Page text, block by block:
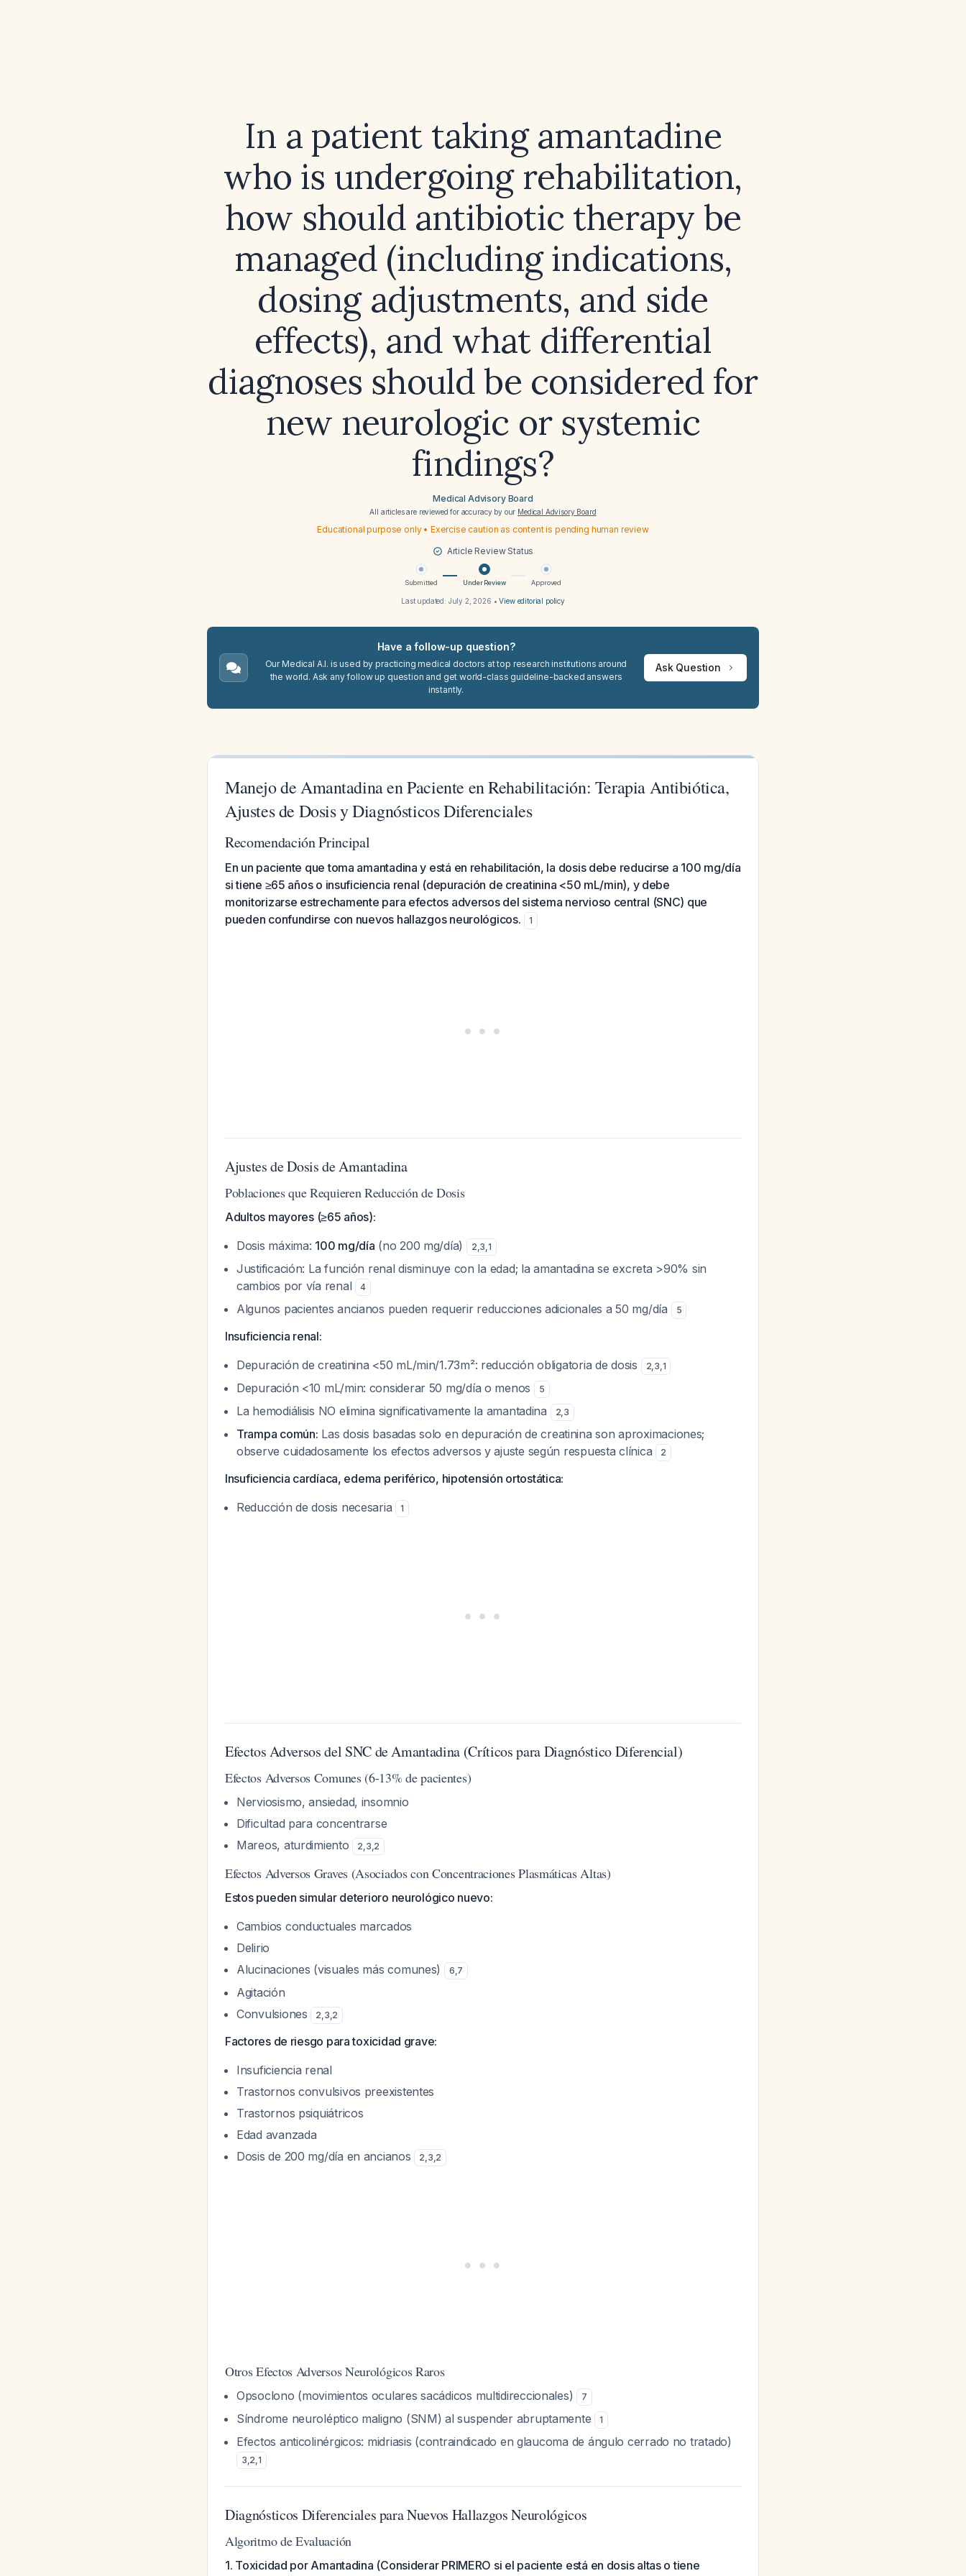
In a patient taking amantadine
who is undergoing rehabilitation,
how should antibiotic therapy be
managed (including indications,
dosing adjustments, and side
effects), and what differential
diagnoses should be considered for
new neurologic or systemic
findings?
Medical Advisory Board
All articles are reviewed for accuracy by our Medical Advisory Board
Educational purpose only • Exercise caution as content is pending human review
Article Review Status
Submitted Under Review Approved
Last updated: July 2, 2026 •View editorial policy
Have a follow-up question?
Our Medical A.I. is used by practicing medical doctors at top research institutions around
the world. Ask any follow up question and get world-class guideline-backed answers
instantly.
Ask Question
Manejo de Amantadina en Paciente en Rehabilitación: Terapia Antibiótica,
Ajustes de Dosis y Diagnósticos Diferenciales
Recomendación Principal
En un paciente que toma amantadina y está en rehabilitación, la dosis debe reducirse a 100 mg/día
si tiene ≥65 años o insuficiencia renal (depuración de creatinina <50 mL/min), y debe
monitorizarse estrechamente para efectos adversos del sistema nervioso central (SNC) que
pueden confundirse con nuevos hallazgos neurológicos.
1
Ajustes de Dosis de Amantadina
Poblaciones que Requieren Reducción de Dosis
Adultos mayores (≥65 años):
Dosis máxima: 100 mg/día (no 200 mg/día) 2,3,1
Justificación: La función renal disminuye con la edad; la amantadina se excreta >90% sin
cambios por vía renal
4
Algunos pacientes ancianos pueden requerir reducciones adicionales a 50 mg/día 5
Insuficiencia renal:
Depuración de creatinina <50 mL/min/1.73m²: reducción obligatoria de dosis
2,3,1
Depuración <10 mL/min: considerar 50 mg/día o menos 5
La hemodiálisis NO elimina significativamente la amantadina 2,3
Trampa común: Las dosis basadas solo en depuración de creatinina son aproximaciones;
observe cuidadosamente los efectos adversos y ajuste según respuesta clínica
2
Insuficiencia cardíaca, edema periférico, hipotensión ortostática:
Reducción de dosis necesaria
1
Efectos Adversos del SNC de Amantadina (Críticos para Diagnóstico Diferencial)
Efectos Adversos Comunes (6-13% de pacientes)
Nerviosismo, ansiedad, insomnio
Dificultad para concentrarse
Mareos, aturdimiento
2,3,2
Efectos Adversos Graves (Asociados con Concentraciones Plasmáticas Altas)
Estos pueden simular deterioro neurológico nuevo:
Cambios conductuales marcados
Delirio
Alucinaciones (visuales más comunes)
6,7
Agitación
Convulsiones
2,3,2
Factores de riesgo para toxicidad grave:
Insuficiencia renal
Trastornos convulsivos preexistentes
Trastornos psiquiátricos
Edad avanzada
Dosis de 200 mg/día en ancianos
2,3,2
Otros Efectos Adversos Neurológicos Raros
Opsoclono (movimientos oculares sacádicos multidireccionales) 7
Síndrome neuroléptico maligno (SNM) al suspender abruptamente 1
Efectos anticolinérgicos: midriasis (contraindicado en glaucoma de ángulo cerrado no tratado)
3,2,1
Diagnósticos Diferenciales para Nuevos Hallazgos Neurológicos
Algoritmo de Evaluación
1. Toxicidad por Amantadina (Considerar PRIMERO si el paciente está en dosis altas o tiene